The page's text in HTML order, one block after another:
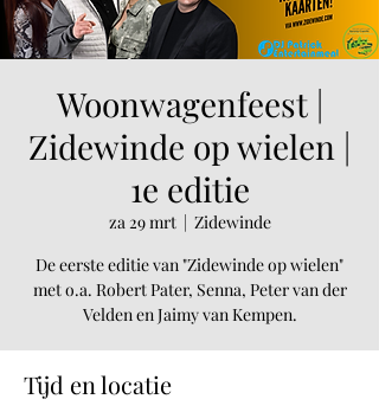
Woonwagenfeest |
Zidewinde op wielen |
1e editie
za 29 mrt
  |
Zidewinde
De eerste editie van "Zidewinde op wielen"
met o.a. Robert Pater, Senna, Peter van der
Velden en Jaimy van Kempen.
Tijd en locatie